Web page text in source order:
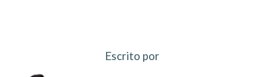
Escrito por